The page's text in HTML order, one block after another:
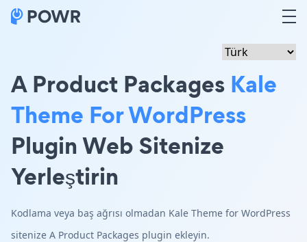
A Product Packages Kale
Theme For WordPress
Plugin Web Sitenize
Yerleştirin
Kodlama veya baş ağrısı olmadan Kale Theme for WordPress
sitenize A Product Packages plugin ekleyin.